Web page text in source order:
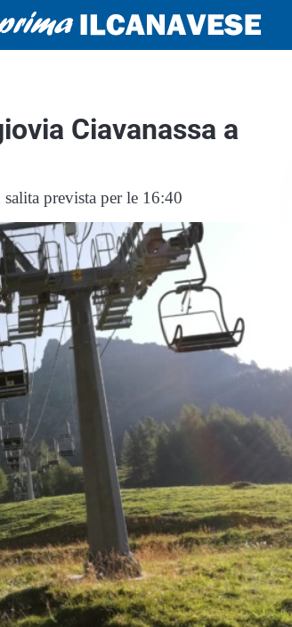
Ciavanassa a
prevista per le 16:40